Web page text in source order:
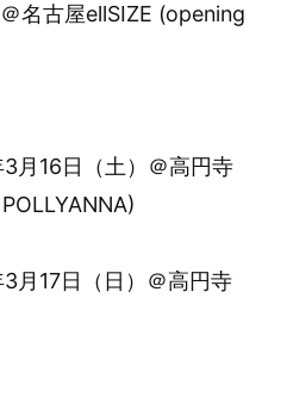
名古屋ellSIZE (opening
3月16日（土）＠高円寺
3月17日（日）＠高円寺